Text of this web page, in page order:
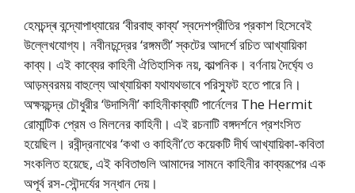
হেমচন্দ্ৰ বন্দ্যোপাধ্যায়ের ‘বীরবাহু কাব্য’ স্বদেশপ্রীতির প্রকাশ হিসেবেই
উল্লেখযোগ্য। নবীনচন্দ্রের ‘রঙ্গমতী’ স্কটের আদর্শে রচিত আখ্যায়িকা
কাব্য। এই কাব্যের কাহিনী ঐতিহাসিক নয়, কাল্পনিক। বর্ণনায় দৈর্ঘ্যে ও
আড়ম্বরময় বাহুল্যে আখ্যায়িকা যথাযথভাবে পরিস্ফুট হতে পারে নি।
অক্ষয়চন্দ্র চৌধুরীর ‘উদাসিনী’ কাহিনীকাব্যটি পার্নেলের The Hermit
রোমান্টিক প্রেম ও মিলনের কাহিনী। এই রচনাটি বঙ্গদর্শনে প্রশংসিত
হয়েছিল। রবীন্দ্রনাথের ‘কথা ও কাহিনী’তে কয়েকটি দীর্ঘ আখ্যায়িকা-কবিতা
সংকলিত হয়েছে, এই কবিতাগুলি আমাদের সামনে কাহিনীর কাব্যরূপের এক
অপূর্ব রস-সৌন্দর্যের সন্ধান দেয়।